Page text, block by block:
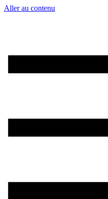
Aller au contenu